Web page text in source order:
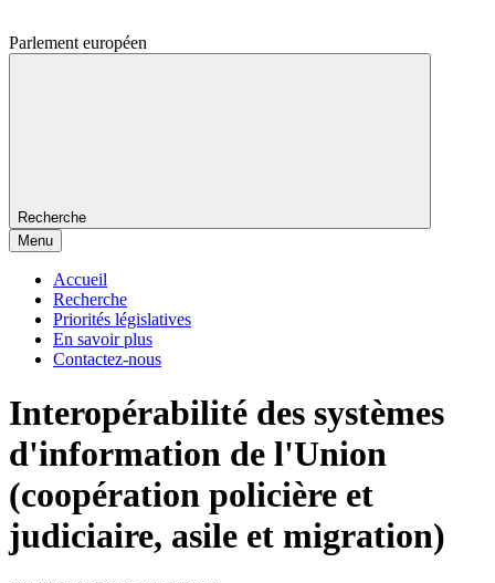
Parlement européen
Recherche
Menu
Accueil
Recherche
Priorités législatives
En savoir plus
Contactez-nous
Interopérabilité des systèmes
d'information de l'Union
(coopération policière et
judiciaire, asile et migration)